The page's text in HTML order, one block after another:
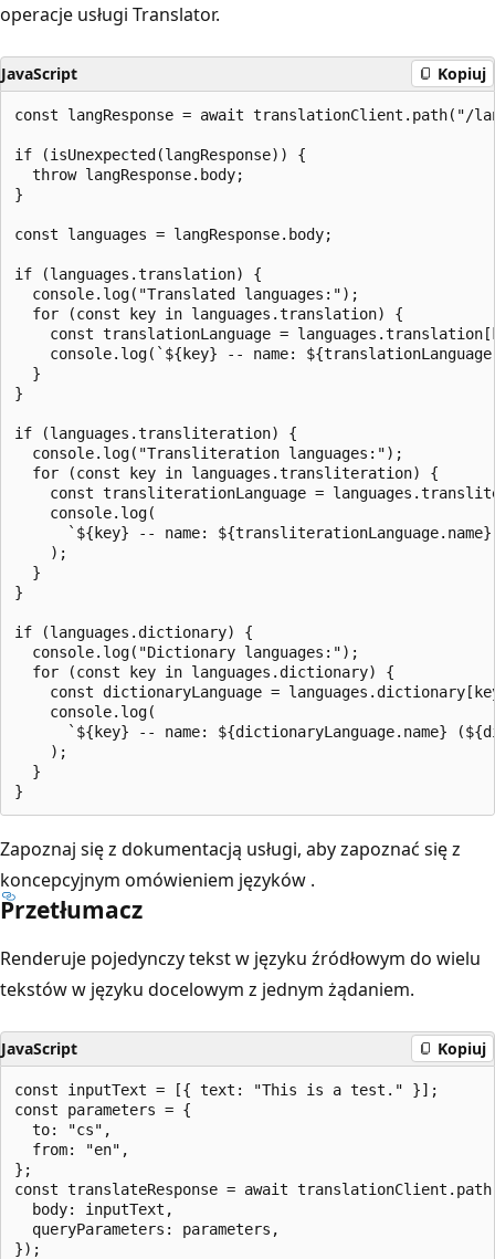
operacje usługi Translator.
JavaScript Kopiuj
const langResponse = await translationClient.path("/
if (isUnexpected(langResponse)) {
  throw langResponse.body;
}
const languages = langResponse.body;
if (languages.translation) {
  console.log("Translated languages:");
  for (const key in languages.translation) {
const translationLanguage =
console.log(`${key} -- name:
  }
}
if (languages.transliteration) {
  console.log("Transliteration languages:");
  for (const key in languages.transliteration) {
const transliterationLanguage =
    console.log(
`${key} -- name:
    );
  }
}
if (languages.dictionary) {
  console.log("Dictionary languages:");
  for (const key in languages.dictionary) {
const dictionaryLanguage =
    console.log(
`${key} -- name: ${dictionaryLanguage.name}
    );
  }
Zapoznaj się z dokumentacją usługi, aby zapoznać się z
koncepcyjnym omówieniem języków .
Przetłumacz
Renderuje pojedynczy tekst w języku źródłowym do wielu
tekstów w języku docelowym z jednym żądaniem.
JavaScript Kopiuj
const inputText = [{ text: "This is a test." }];
const parameters = {
  to: "cs",
  from: "en",
};
const translateResponse = await
  body: inputText,
  queryParameters: parameters,
});